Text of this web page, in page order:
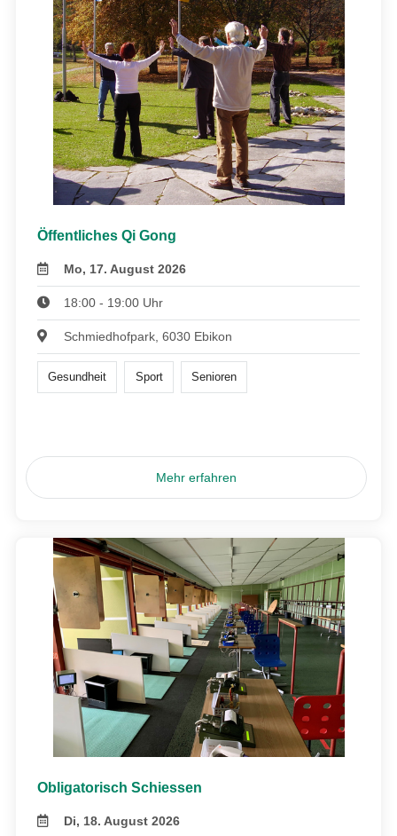
Öffentliches Qi Gong
Mo, 17. August 2026
18:00 - 19:00 Uhr
Schmiedhofpark, 6030 Ebikon
Gesundheit Sport Senioren
Mehr erfahren
Obligatorisch Schiessen
Di, 18. August 2026